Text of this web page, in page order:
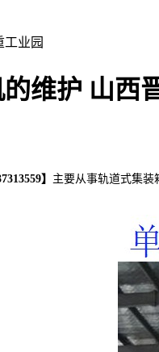
业园
维护 山西
】 主要从事轨道式集装